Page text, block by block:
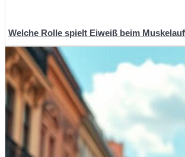
Welche Rolle spielt Eiweiß beim